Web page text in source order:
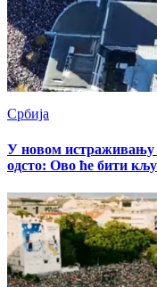
Србија
У новом истраживању
одсто: Ово ће бити